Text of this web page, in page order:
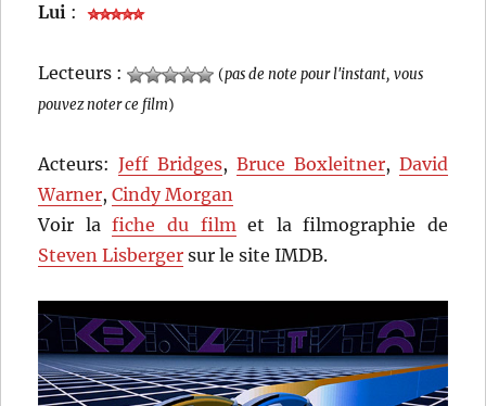
Lui :
Lecteurs : (pas de note pour l'instant, vous
pouvez noter ce film)
Acteurs:Jeff Bridges, Bruce Boxleitner, David
Warner,Cindy Morgan
Voir lafiche du filmet la filmographie de
Steven Lisberger sur le site IMDB.